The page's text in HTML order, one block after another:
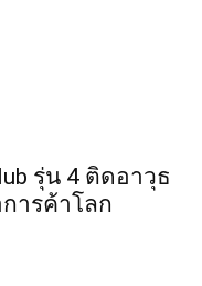
รุ่น 4 ติดอาวุธ
ารค้าโลก